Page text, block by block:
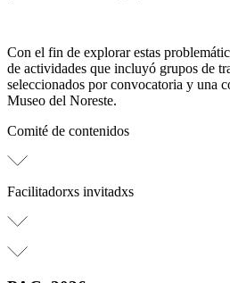
Con el fin de explorar estas
de actividades que incluyó grupos de
seleccionados por convocatoria y una
Museo del Noreste.
Comité de contenidos
Facilitadorxs invitadxs